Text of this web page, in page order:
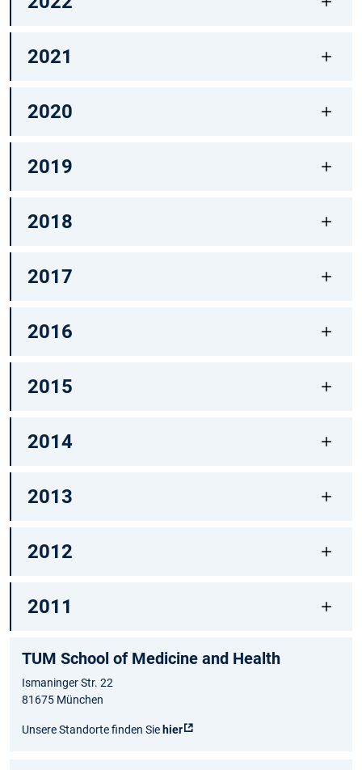
2021
2020
2019
2018
2017
2016
2015
2014
2013
2012
2011
TUM School of Medicine and Health
Ismaninger Str. 22
81675 München
Unsere Standorte finden Sie hier